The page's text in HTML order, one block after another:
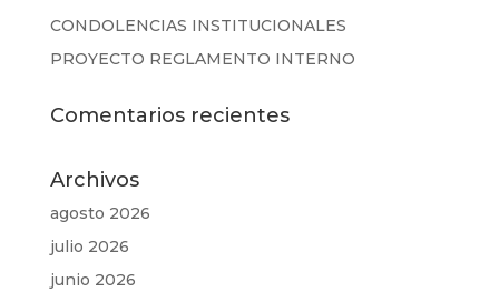
CONDOLENCIAS INSTITUCIONALES
PROYECTO REGLAMENTO INTERNO
Comentarios recientes
Archivos
agosto 2026
julio 2026
junio 2026